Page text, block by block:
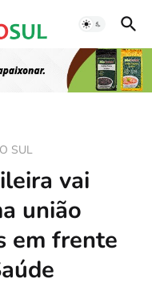
SUL
vai
união
em frente